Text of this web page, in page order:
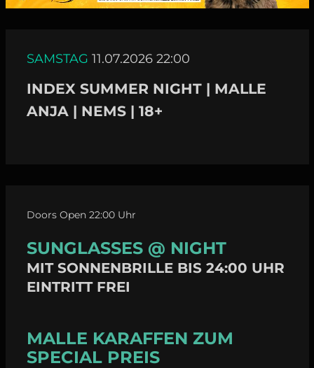
SAMSTAG 11.07.2026 22:00
INDEX SUMMER NIGHT | MALLE
ANJA | NEMS | 18+
Doors Open 22:00 Uhr
SUNGLASSES @ NIGHT
MIT SONNENBRILLE BIS 24:00 UHR
EINTRITT FREI
MALLE KARAFFEN ZUM
SPECIAL PREIS